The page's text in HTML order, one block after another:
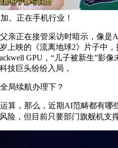
。正在手机行业！
正在接管采访时暗示，像是
上映的《流离地球2》片子中
GPU，“儿子被新生”影
技巨头纷纷入局，
局续航办理下？
，那么，近期AI范畴都有哪
险，但目前只要部门旗舰机支